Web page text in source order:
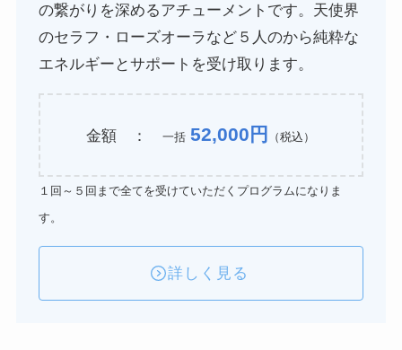
の繋がりを深めるアチューメントです。天使界
のセラフ・ローズオーラなど５人のから純粋な
エネルギーとサポートを受け取ります。
金額 ：一括 52,000円 （税込）
１回～５回まで全てを受けていただくプログラムになりま
す。
詳しく見る